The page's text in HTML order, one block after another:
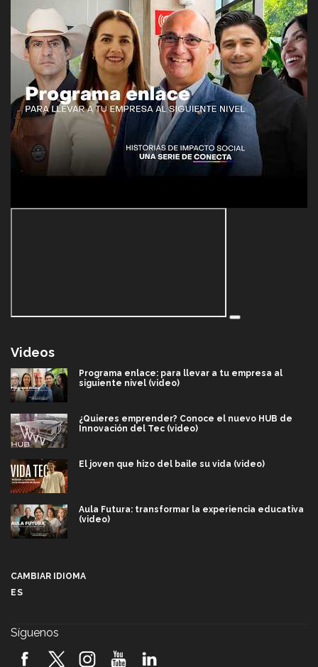
Videos
Programa enlace: para llevar a tu empresa al
siguiente nivel (video)
¿Quieres emprender? Conoce el nuevo HUB de
Innovación del Tec (video)
El joven que hizo del baile su vida (video)
Aula Futura: transformar la experiencia educativa
(video)
2026! (video)
CAMBIAR IDIOMA
ES
Síguenos